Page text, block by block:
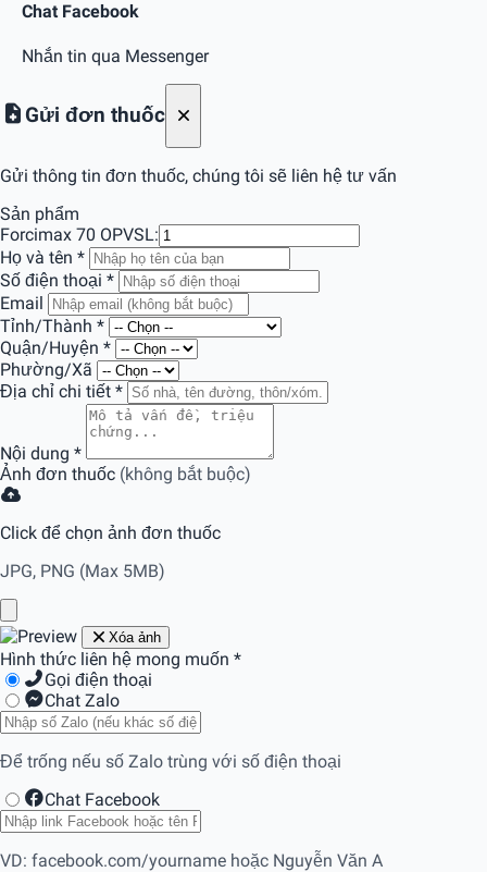
Chat Facebook
Nhắn tin qua Messenger
Gửi đơn thuốc
Gửi thông tin đơn thuốc, chúng tôi sẽ liên hệ tư vấn
Sản phẩm
Forcimax 70 OPVSL:
Họ và tên *
Số điện thoại *
Email
Tỉnh/Thành *
Quận/Huyện *
Phường/Xã
Địa chỉ chi tiết *
Nội dung *
Ảnh đơn thuốc (không bắt buộc)
Click để chọn ảnh đơn thuốc
JPG, PNG (Max 5MB)
Xóa ảnh
Hình thức liên hệ mong muốn *
Gọi điện thoại
Chat Zalo
Để trống nếu số Zalo trùng với số điện thoại
Chat Facebook
VD: facebook.com/yourname hoặc Nguyễn Văn A